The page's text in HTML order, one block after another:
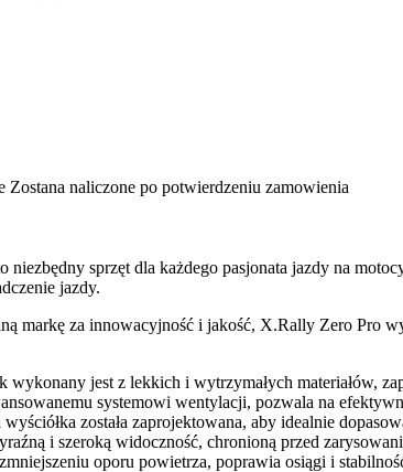
Zostana naliczone po potwierdzeniu zamowienia
sprzęt dla każdego pasjonata jazdy na
jazdy.
markę za innowacyjność i jakość, X.Rally Zero Pro
wykonany jest z lekkich i wytrzymałych materiałów,
systemowi wentylacji, pozwala na
została zaprojektowana, aby idealnie
i szeroką widoczność, chronioną przed
oporu powietrza, poprawia osiągi i